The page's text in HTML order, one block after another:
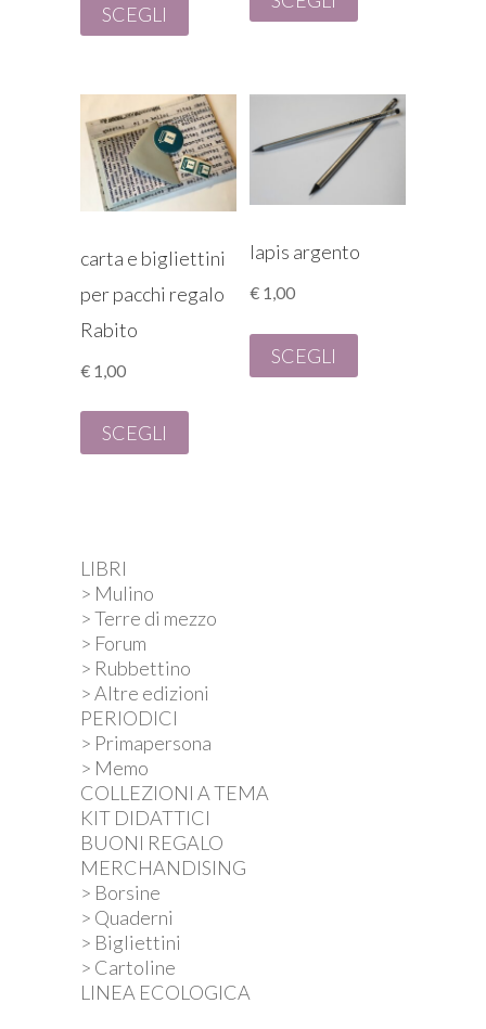
SCEGLI € 3,00.
carta e bigliettini
per pacchi regalo
Rabito
€ 1,00
SCEGLI
lapis argento
€ 1,00
SCEGLI
LIBRI
> Mulino
> Terre di mezzo
> Forum
> Rubbettino
> Altre edizioni
PERIODICI
> Primapersona
> Memo
COLLEZIONI A TEMA
KIT DIDATTICI
BUONI REGALO
MERCHANDISING
> Borsine
> Quaderni
> Bigliettini
> Cartoline
LINEA ECOLOGICA